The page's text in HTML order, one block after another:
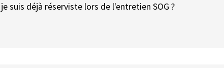
suis déjà réserviste lors de l'entretien SOG ?